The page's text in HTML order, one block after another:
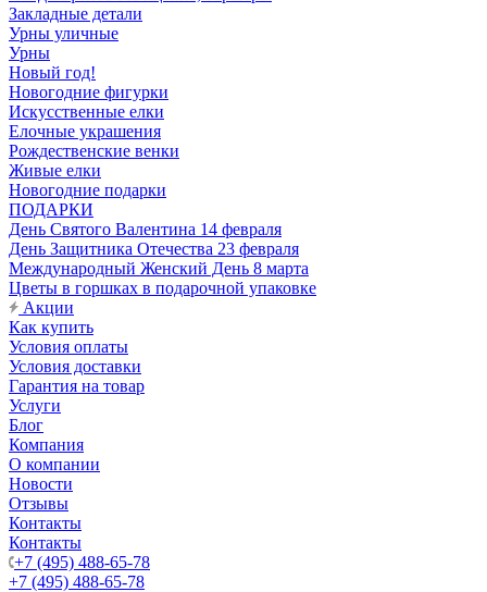
Закладные детали
Урны уличные
Урны
Новый год!
Новогодние фигурки
Искусственные елки
Елочные украшения
Рождественские венки
Живые елки
Новогодние подарки
ПОДАРКИ
День Святого Валентина 14 февраля
День Защитника Отечества 23 февраля
Международный Женский День 8 марта
Цветы в горшках в подарочной упаковке
Акции
Как купить
Условия оплаты
Условия доставки
Гарантия на товар
Услуги
Блог
Компания
О компании
Новости
Отзывы
Контакты
Контакты
+7 (495) 488-65-78
+7 (495) 488-65-78